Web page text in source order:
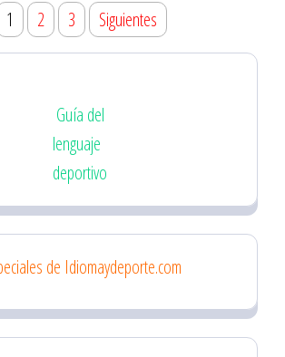
1 2 3 Siguientes
Guía del
lenguaje
deportivo
de Idiomaydeporte.com